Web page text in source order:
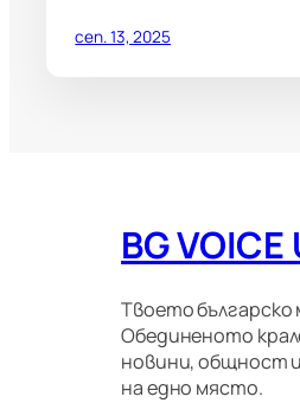
сеп. 13, 2025
BG VOICE
Твоето българско
Обединеното
новини, общност
на едно място.